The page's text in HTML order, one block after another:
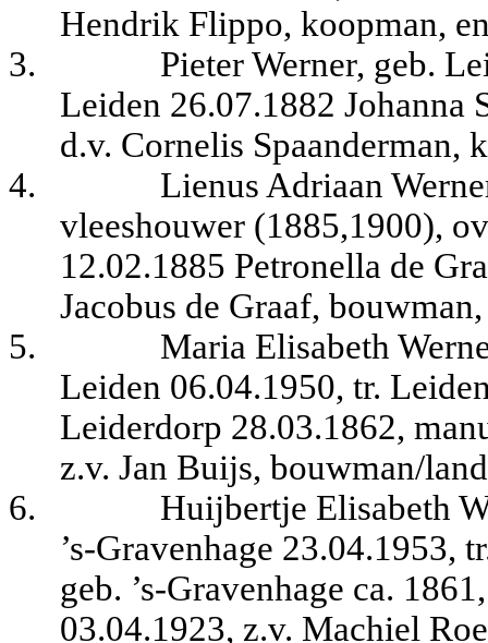
Hendrik Flippo, koopman,
3.
Pieter Werner, geb.
Leiden 26.07.1882 Johanna
d.v. Cornelis Spaanderman,
4.
Lienus Adriaan
vleeshouwer (1885,1900),
12.02.1885 Petronella de
Jacobus de Graaf,
5.
Maria Elisabeth
Leiden 06.04.1950, tr.
Leiderdorp 28.03.1862,
z.v. Jan Buijs, bouwman/
6.
Huijbertje Elisabeth
’s-Gravenhage 23.04.1953,
geb. ’s-Gravenhage ca.
03.04.1923, z.v. Machiel